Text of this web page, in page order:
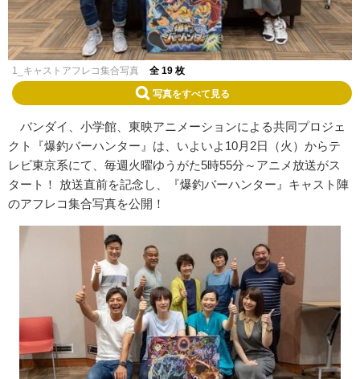
1_キャストアフレコ集合写真 全 19 枚
写真をすべて見る
バンダイ、小学館、東映アニメーションによる共同プロジェ
クト『爆釣バーハンター』は、いよいよ10月2日（火）からテ
レビ東京系にて、毎週火曜ゆうがた5時55分～アニメ放送がス
タート！ 放送直前を記念し、『爆釣バーハンター』キャスト陣
のアフレコ集合写真を公開！